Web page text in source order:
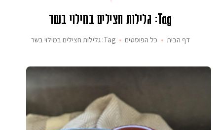
Tag: גלילות חצילים במילוי בשר
דף הבית כל הפוסטים Tag: גלילות חצילים במילוי בשר